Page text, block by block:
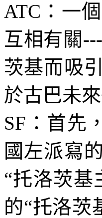
ATC ：一
互相有關---
茨基而吸
於古巴未
SF ：首先
國左派寫
“托洛茨基
的“托洛茨